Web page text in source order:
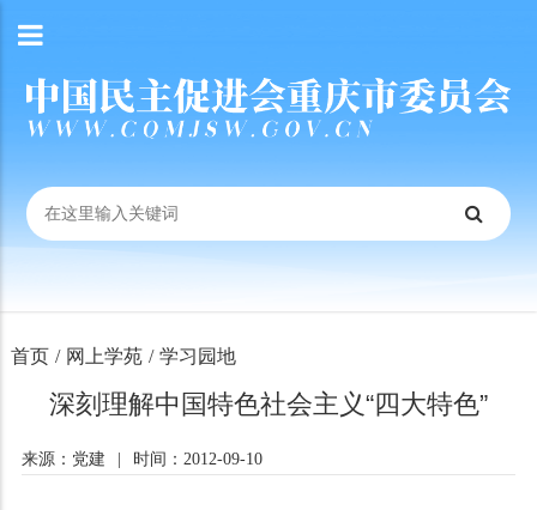
首页 / 网上学苑 / 学习园地
深刻理解中国特色社会主义“四大特色”
来源：党建 时间：2012-09-10